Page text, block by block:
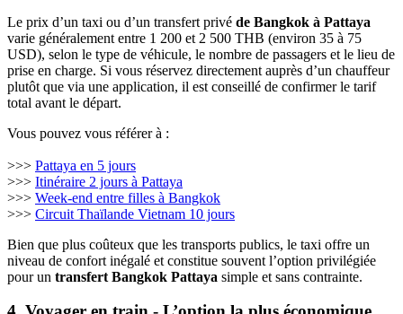
Le prix d’un taxi ou d’un transfert privé de Bangkok à Pattaya
varie généralement entre 1 200 et 2 500 THB (environ 35 à 75
USD), selon le type de véhicule, le nombre de passagers et le lieu de
prise en charge. Si vous réservez directement auprès d’un chauffeur
plutôt que via une application, il est conseillé de confirmer le tarif
total avant le départ.
Vous pouvez vous référer à :
>>> Pattaya en 5 jours
>>> Itinéraire 2 jours à Pattaya
>>> Week-end entre filles à Bangkok
>>> Circuit Thaïlande Vietnam 10 jours
Bien que plus coûteux que les transports publics, le taxi offre un
niveau de confort inégalé et constitue souvent l’option privilégiée
pour un transfert Bangkok Pattaya simple et sans contrainte.